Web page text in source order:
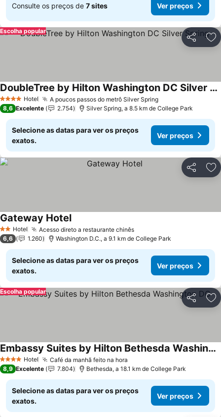
Consulte os preços de 7 sites Ver preços
Partilhar
Escolha popular
4 EstrelasHotel A poucos passos do metrô Silver SpringVer preços
DoubleTree by Hilton Washington DC Silver Spring
Ver preços
8,6 Excelente 2.754 Silver Spring, a 8.5 km de College Park
Selecione as datas para ver os preços
exatos.
Ver preços
Partilhar
2 Estrelas
Hotel Acesso direto a restaurante chinêsVer preços
Gateway HotelVer preços
6,6 1.260 Washington D.C., a 9.1 km de College Park
Selecione as datas para ver os preços
exatos.
Ver preços
Partilhar
Escolha popular
4 EstrelasHotel Café da manhã feito na hora
Embassy Suites by Hilton Bethesda Washington DC
Ver preços
8,9 Excelente 7.804 Bethesda, a 18.1 km de College Park
Selecione as datas para ver os preços
exatos.
Ver preços